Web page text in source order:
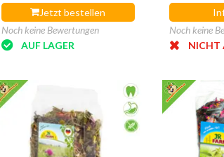
Jetzt bestellen
Noch keine Bewertungen
AUF LAGER
Noch keine
NICHT